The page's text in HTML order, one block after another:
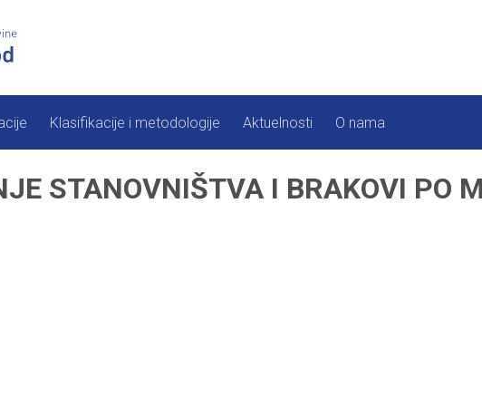
Klasifikacije i metodologije Aktuelnosti O nama
STANOVNIŠTVA I BRAKOVI PO